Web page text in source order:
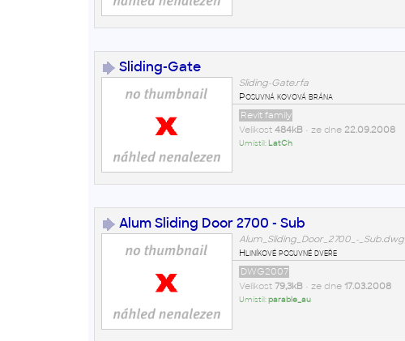
Sliding-Gate
Sliding-Gate.rfa
Posuvná kovová brána
Revit family
Velikost 484kB• ze dne 22.09.2008
Umístil: LatCh
Alum Sliding Door 2700 - Sub
Alum_Sliding_Door_2700_-_Sub.dwg
Hliníkové posuvné dveře
DWG2007
Velikost 79,3kB• ze dne 17.03.2008
Umístil:parable_au